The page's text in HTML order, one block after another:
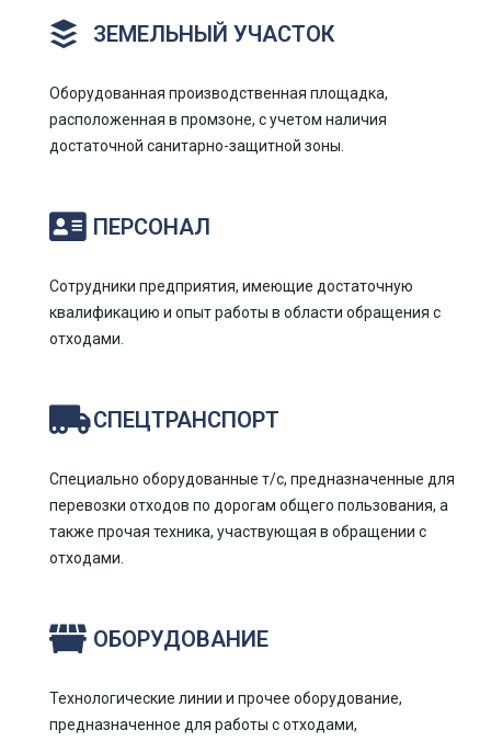
ЗЕМЕЛЬНЫЙ УЧАСТОК
Оборудованная производственная площадка,
расположенная в промзоне, с учетом наличия
достаточной санитарно-защитной зоны.
ПЕРСОНАЛ
Сотрудники предприятия, имеющие достаточную
квалификацию и опыт работы в области обращения с
отходами.
СПЕЦТРАНСПОРТ
Специально оборудованные т/с, предназначенные для
перевозки отходов по дорогам общего пользования, а
также прочая техника, участвующая в обращении с
отходами.
ОБОРУДОВАНИЕ
Технологические линии и прочее оборудование,
предназначенное для работы с отходами,